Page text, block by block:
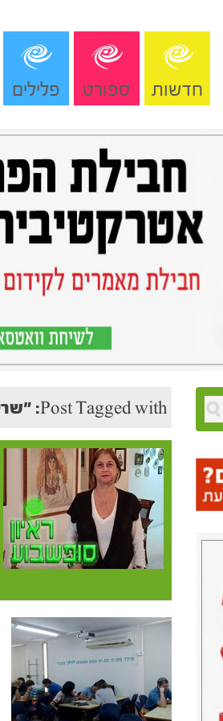
חדשות ספורט פלילים
Post Tagged with: "שרית אבן זוהר"